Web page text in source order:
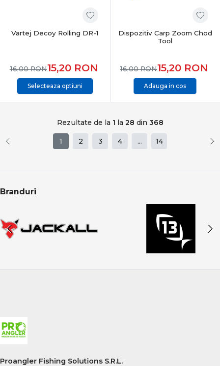
Vartej Decoy Rolling DR-1
15,20 RON
16,00RON
Selecteaza optiuni
Dispozitiv Carp Zoom Chod
Tool
15,20 RON
16,00RON
Adauga in cos
Rezultate de la 1 la 28 din 368
1 2 3 4 ... 14
Branduri
Proangler Fishing Solutions S.R.L.